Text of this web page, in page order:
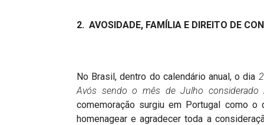
2. AVOSIDADE, FAMÍLIA E DIREITO DE
No Brasil, dentro do calendário anual, o dia
Avós sendo o mês de Julho considerado
comemoração surgiu em Portugal como
homenagear e agradecer toda a